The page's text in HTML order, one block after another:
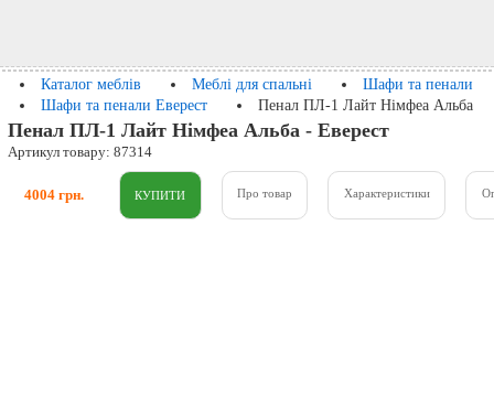
Каталог меблів Меблі для спальні
Шафи та пенали
Шафи та пенали Еверест
Пенал ПЛ-1 Лайт Німфеа Альба
Пенал ПЛ-1 Лайт Німфеа Альба - Еверест
Артикул товару: 87314
4004 грн. Про товар Характеристики